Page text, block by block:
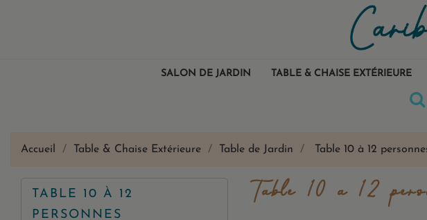
SALON DE JARDIN TABLE & CHAISE EXTÉRIEURE
Accueil Table & Chaise Extérieure Table de Jardin Table 10 à 12
TABLE 10 À 12
PERSONNES
Table 10 à 12